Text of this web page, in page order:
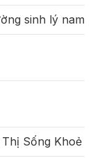
sinh lý nam
Sống Khoẻ